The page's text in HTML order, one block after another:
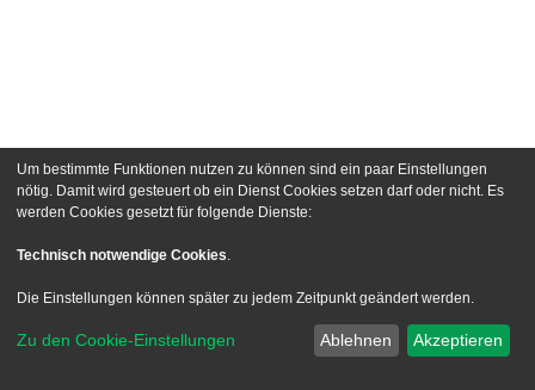
Um bestimmte Funktionen nutzen zu können sind ein paar Einstellungen
nötig. Damit wird gesteuert ob ein Dienst Cookies setzen darf oder nicht. Es
werden Cookies gesetzt für folgende Dienste:
Technisch notwendige Cookies.
Die Einstellungen können später zu jedem Zeitpunkt geändert werden.
Zu den Cookie-Einstellungen Ablehnen Akzeptieren